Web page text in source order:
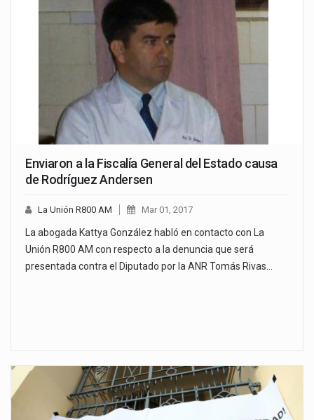
Enviaron a la Fiscalía General del Estado causa
de Rodríguez Andersen
La Unión R800 AM Mar 01, 2017
La abogada Kattya González habló en contacto con La
Unión R800 AM con respecto a la denuncia que será
presentada contra el Diputado por la ANR Tomás Rivas…